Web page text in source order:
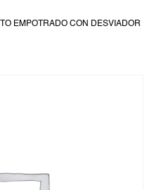
EMPOTRADO CON DESVIADOR